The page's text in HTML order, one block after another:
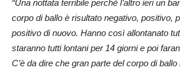
“Una nottata terribile perché l’altro ieri un
corpo di ballo è risultato negativo, positivo,
positivo di nuovo. Hanno così allontanato
staranno tutti lontani per 14 giorni e poi
C’è da dire che gran parte del corpo di